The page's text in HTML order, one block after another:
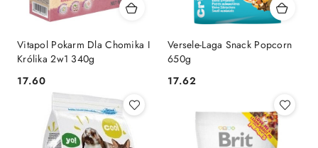
Vitapol Pokarm Dla Chomika I
Królika 2w1 340g
Cena:
17.60
Versele-Laga Snack Popcorn
650g
Cena:
17.62